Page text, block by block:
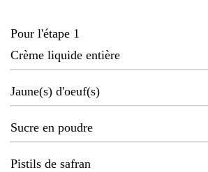
Pour l'étape 1
Crème liquide entière
Jaune(s) d'oeuf(s)
Sucre en poudre
Pistils de safran